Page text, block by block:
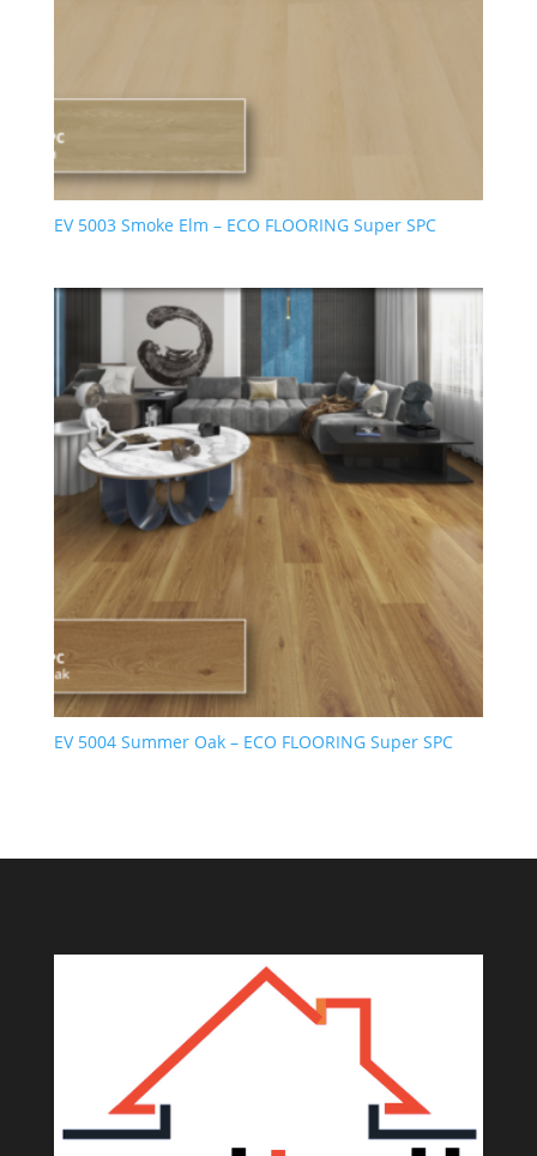
EV 5003 Smoke Elm – ECO FLOORING Super SPC
EV 5004 Summer Oak – ECO FLOORING Super SPC